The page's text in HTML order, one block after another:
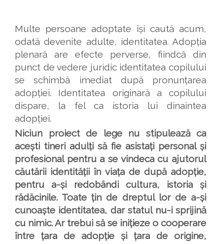
Multe persoane adoptate își caută acum,
odată devenite adulte, identitatea. Adopția
plenară are efecte perverse, fiindcă din
punct de vedere juridic identitatea copilului
se schimbă imediat după pronunțarea
adopției. Identitatea originară a copilului
dispare, la fel ca istoria lui dinaintea
adopției.
Niciun proiect de lege nu stipulează ca
acești tineri adulți să fie asistați personal și
profesional pentru a se vindeca cu ajutorul
căutării identității în viața de după adopție,
pentru a-și redobândi cultura, istoria și
rădăcinile. Toate țin de dreptul lor de a-și
cunoaște identitatea, dar statul nu-i sprijină
cu nimic. Ar trebui să se inițieze o cooperare
între țara de adopție și țara de origine,